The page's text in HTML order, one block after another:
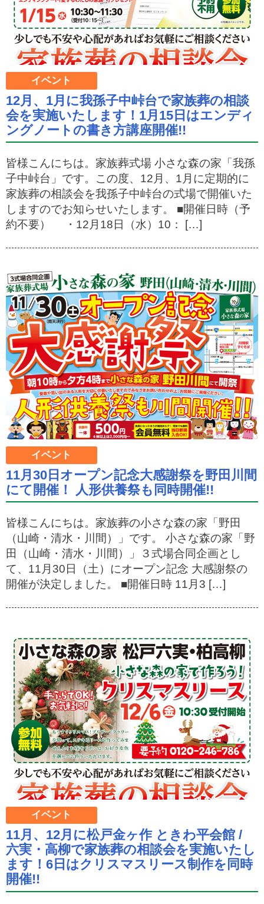
イベント
12月、1月に我孫子中峠台で家族葬の相談
会を実施いたします！1月15日はエンディ
ングノートの書き方講座開催!!
皆様こんにちは。家族葬式場 小さな森の家「我孫
子中峠台」です。この度、12月、1月に定期的に
家族葬の相談会を我孫子中峠台の式場で開催いた
しますのでお知らせいたします。 ■開催日時（予
約不要） ・12月18日（水）10： […]
イベント
11月30日オープン記念大感謝祭を野田川間
にて開催！ 人形供養祭も同時開催!!
皆様こんにちは。家族葬の小さな森の家「野田
（山崎・清水・川間）」です。 小さな森の家「野
田（山崎・清水・川間）」３式場合同企画とし
て、11月30日（土）にオープン記念 大感謝祭の
開催が決定しました。 ■開催日時 11月3 […]
イベント
11月、12月に松戸金ヶ作 ときわ平会館 /
六実・高柳で家族葬の相談会を実施いたし
ます！6日はクリスマスリース制作を同時
開催!!